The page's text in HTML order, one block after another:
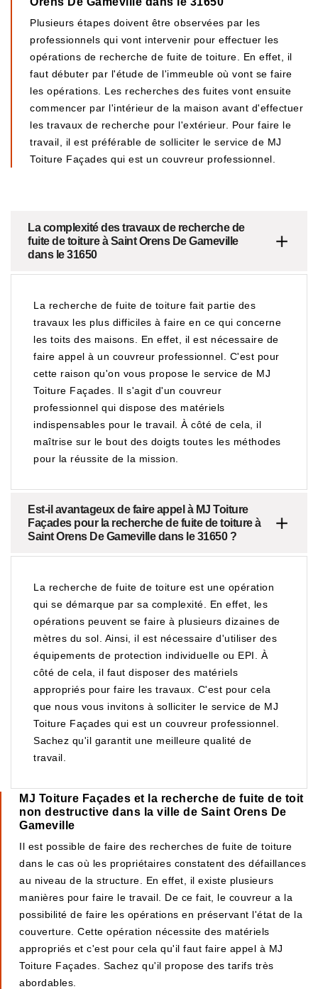
Plusieurs étapes doivent être observées par les
professionnels qui vont intervenir pour effectuer les
opérations de recherche de fuite de toiture. En effet, il
faut débuter par l'étude de l'immeuble où vont se faire
les opérations. Les recherches des fuites vont ensuite
commencer par l'intérieur de la maison avant d'effectuer
les travaux de recherche pour l'extérieur. Pour faire le
travail, il est préférable de solliciter le service de MJ
Toiture Façades qui est un couvreur professionnel.
La complexité des travaux de recherche de
fuite de toiture à Saint Orens De Gameville
dans le 31650
La recherche de fuite de toiture fait partie des
travaux les plus difficiles à faire en ce qui concerne
les toits des maisons. En effet, il est nécessaire de
faire appel à un couvreur professionnel. C'est pour
cette raison qu'on vous propose le service de MJ
Toiture Façades. Il s'agit d'un couvreur
professionnel qui dispose des matériels
indispensables pour le travail. À côté de cela, il
maîtrise sur le bout des doigts toutes les méthodes
pour la réussite de la mission.
Est-il avantageux de faire appel à MJ Toiture
Façades pour la recherche de fuite de toiture à
Saint Orens De Gameville dans le 31650 ?
La recherche de fuite de toiture est une opération
qui se démarque par sa complexité. En effet, les
opérations peuvent se faire à plusieurs dizaines de
mètres du sol. Ainsi, il est nécessaire d'utiliser des
équipements de protection individuelle ou EPI. À
côté de cela, il faut disposer des matériels
appropriés pour faire les travaux. C'est pour cela
que nous vous invitons à solliciter le service de MJ
Toiture Façades qui est un couvreur professionnel.
Sachez qu'il garantit une meilleure qualité de
travail.
MJ Toiture Façades et la recherche de fuite de toit
non destructive dans la ville de Saint Orens De
Gameville
Il est possible de faire des recherches de fuite de toiture
dans le cas où les propriétaires constatent des défaillances
au niveau de la structure. En effet, il existe plusieurs
manières pour faire le travail. De ce fait, le couvreur a la
possibilité de faire les opérations en préservant l'état de la
couverture. Cette opération nécessite des matériels
appropriés et c'est pour cela qu'il faut faire appel à MJ
Toiture Façades. Sachez qu'il propose des tarifs très
abordables.